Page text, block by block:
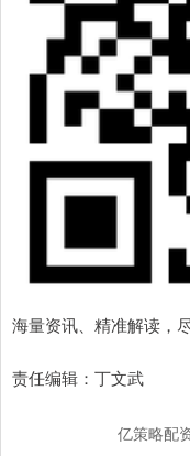
海量资讯、精准解读，
责任编辑：丁文武
亿策略配